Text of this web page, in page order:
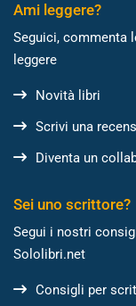
Ami leggere?
Seguici, commenta
leggere
Novità libri
Scrivi una
Diventa un
Sei uno scrittore?
Segui i nostri
Sololibri.net
Consigli per